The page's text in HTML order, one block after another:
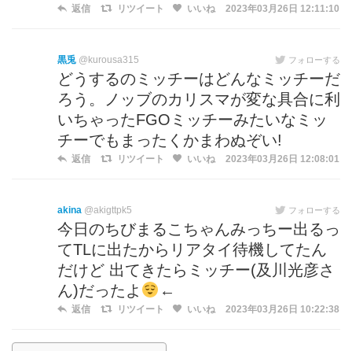
返信 リツイート いいね 2023年03月26日 12:11:10
黒兎 @kurousa315 フォローする
どうするのミッチーはどんなミッチーだ
ろう。ノッブのカリスマが変な具合に利
いちゃったFGOミッチーみたいなミッ
チーでもまったくかまわぬぞい!
返信 リツイート いいね 2023年03月26日 12:08:01
akina @akigttpk5 フォローする
今日のちびまるこちゃんみっちー出るっ
てTLに出たからリアタイ待機してたん
だけど 出てきたらミッチー(及川光彦さ
ん)だったよ
←
返信 リツイート いいね 2023年03月26日 10:22:38